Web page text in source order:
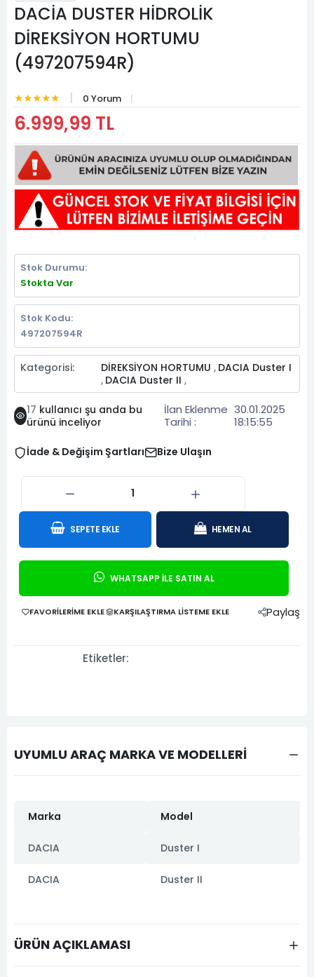
DACİA DUSTER HİDROLİK
DİREKSİYON HORTUMU
(497207594R)
★★★★★ 0 Yorum
6.999,99 TL
Stok Durumu:
Stokta Var
Stok Kodu:
497207594R
Kategorisi: DİREKSİYON HORTUMU , DACIA Duster I
, DACIA Duster II ,
17 kullanıcı şu anda bu
ürünü inceliyor
İlan Eklenme
Tarihi :
30.01.2025
18:15:55
İade & Değişim Şartları Bize Ulaşın
SEPETE EKLE HEMEN AL
WHATSAPP İLE SATIN AL
FAVORILERIME EKLE KARŞILAŞTIRMA LISTEME EKLE Paylaş
Etiketler:
UYUMLU ARAÇ MARKA VE MODELLERİ
Marka Model
DACIA Duster I
DACIA Duster II
ÜRÜN AÇIKLAMASI